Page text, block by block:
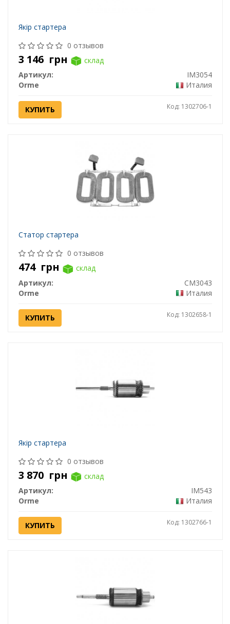
Якір стартера
0 отзывов
3 146 грн
склад
Артикул:
IM3054
Orme
Италия
КУПИТЬ Код: 1302706-1
Статор стартера
0 отзывов
474 грн
склад
Артикул:
CM3043
Orme
Италия
КУПИТЬ Код: 1302658-1
Якір стартера
0 отзывов
3 870 грн
склад
Артикул:
IM543
Orme
Италия
КУПИТЬ Код: 1302766-1